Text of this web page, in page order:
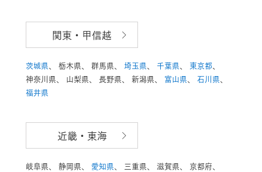
関東・甲信越
茨城県 栃木県、 群馬県、 埼玉県 千葉県 東京都
神奈川県、
山梨県、 長野県、 新潟県、 富山県 石川県
福井県
近畿・東海
岐阜県、 静岡県、 愛知県 三重県、 滋賀県、
京都府、